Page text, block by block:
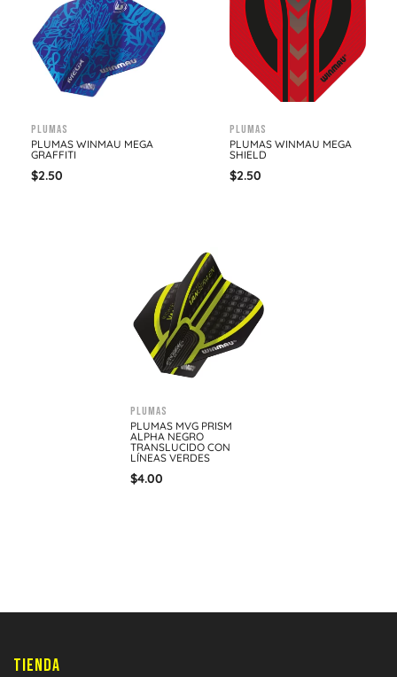
Plumas
PLUMAS WINMAU MEGA
GRAFFITI
$2.50
Plumas
PLUMAS WINMAU MEGA
SHIELD
$2.50
Plumas
PLUMAS MVG PRISM
ALPHA NEGRO
TRANSLUCIDO CON
LÍNEAS VERDES
$4.00
TIENDA